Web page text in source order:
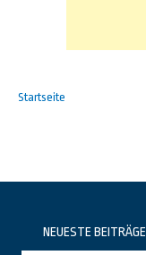
Startseite
NEUESTE BEITRÄGE